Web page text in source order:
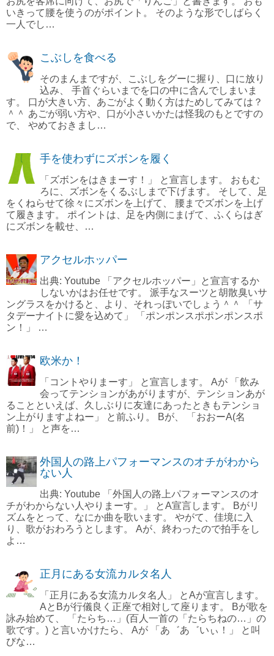
いきって腰を使うのがポイント。 そのような形でしばらく
一人でし…
こぶしを食べる
そのまんまですが、こぶしをグーに握り、口に放り
込み、 手首ぐらいまでを口の中に含んでしまいま
す。 口が大きい方、あごがよく動く方はためしてみては？
＾＾ あごが弱い方や、口が小さいかたは怪我のもとですの
で、 やめておきまし…
手を使わずにズボンを履く
「ズボンをはきまーす！」 と宣言します。 おもむ
ろに、ズボンをくるぶしまで下げます。 そして、足
をくねらせて徐々にズボンを上げて、 腰までズボンを上げ
て履きます。 ポイントは、足を内側にまげて、ふくらはぎ
にズボンを載せ、…
アクセルホッパー
出典: Youtube 「アクセルホッパー」と宣言するか
しないかはお任せです。 派手なスーツと胡散臭いサ
ングラスをかけると、より、それっぽいでしょう＾＾ 「サ
タデーナイトに愛を込めて」 「ポンポンスポポンポンスポ
ン！」 …
欧米か！
「コントやりまーす」 と宣言します。 Aが 「飲み
会ってテンションがあがりますが、テンションあが
ることといえば、久しぶりに友達にあったときもテンショ
ン上がりますよねー」 と前ふり。 Bが、 「おおーA(名
前)！」 と声を…
外国人の路上パフォーマンスのオチがわから
ない人
出典: Youtube 「外国人の路上パフォーマンスのオ
チがわからない人やりまーす。」 とA宣言します。 Bがリ
ズムをとって、なにか曲を歌います。 やがて、佳境に入
り、歌がおわろうとします。 Aが、終わったので拍手をし
よ…
正月にある女流カルタ名人
「正月にある女流カルタ名人」 とAが宣言します。
AとBが行儀良く正座で相対して座ります。 Bが歌を
詠み始めて、 「たらち…」(百人一首の「たらちねの…」の
歌です。) と言いかけたら、 Aが 「あ゛あ゛いぃ！」 と叫
びな…